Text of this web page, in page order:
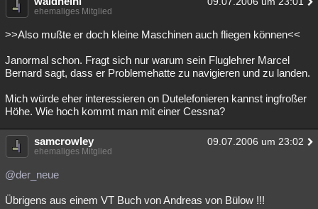
ehemaliges Mitglied
>>Also mußte er doch kleine Maschinen auch fliegen können<<
Janormal schon. Fragt sich nur warum sein Fluglehrer Marcel
Bernard sagt, dass er Problemehatte zu navigieren und zu landen.
Mich würde eher interessieren on Dutelefonieren kannst ingfroßer
Höhe. Wie hoch kommt man mit einer Cessna?
samcrowley 09.07.2006 um 23:02
ehemaliges Mitglied
@der_neue
Übrigens aus einem VT Buch von Andreas von Bülow !!!